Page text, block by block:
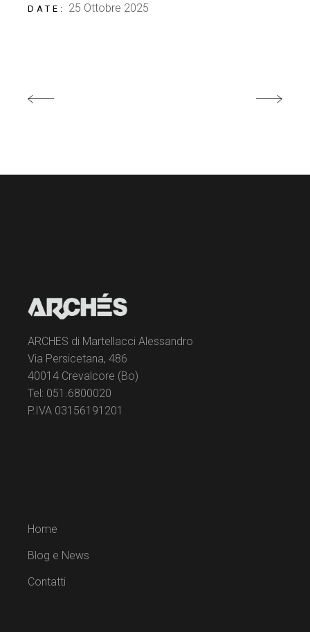
DATE: 25 Ottobre 2025
ARCHES di Martellacci Alessandro
Via Persicetana, 486
40014 Crevalcore (Bo)
Tel: 051.6800020
P.IVA 03156191201
Home
Blog e News
Contatti